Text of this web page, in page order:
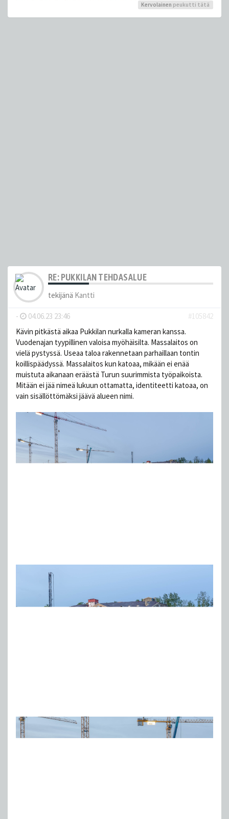
Kervolainen peukutti tätä
RE: PUKKILAN TEHDASALUE
tekijänä Kantti
- 04.06.23 23:46
#105842
Kävin pitkästä aikaa Pukkilan nurkalla kameran kanssa.
Vuodenajan tyypillinen valoisa myöhäisilta. Massalaitos on
vielä pystyssä. Useaa taloa rakennetaan parhaillaan tontin
koillispäädyssä. Massalaitos kun katoaa, mikään ei enää
muistuta aikanaan eräästä Turun suurimmista työpaikoista.
Mitään ei jää nimeä lukuun ottamatta, identiteetti katoaa, on
vain sisällöttömäksi jäävä alueen nimi.